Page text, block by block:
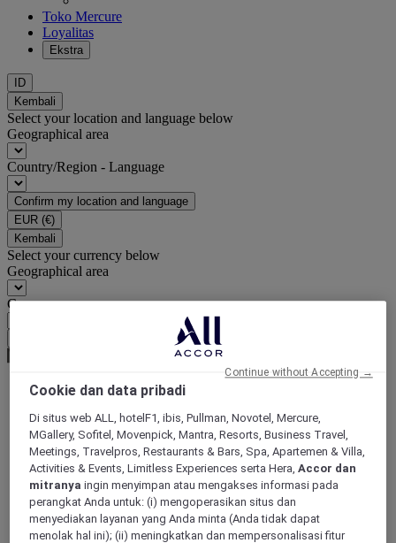
Toko Mercure
Loyalitas
Ekstra
ID
Kembali
Select your location and language below
Geographical area
Country/Region - Language
Confirm my location and language
EUR (€)
Kembali
Select your currency below
Geographical area
Currency
Europe
France
Nord-Pas-de-Calais
NORD
Wasquehal
Cookie dan data pribadi
Di situs web ALL, hotelF1, ibis, Pullman, Novotel, Mercure,
MGallery, Sofitel, Movenpick, Mantra, Resorts, Business Travel,
Meetings, Travelpros, Restaurants & Bars, Spa, Apartemen & Villa,
Activities & Events, Limitless Experiences serta Hera,Accor dan
mitranya ingin menyimpan atau mengakses informasi pada
perangkat Anda untuk: (i) mengoperasikan situs dan
menyediakan layanan yang Anda minta (Anda tidak dapat
menolak hal ini); (ii) meningkatkan dan mempersonalisasi fitur
Continue without Accepting →